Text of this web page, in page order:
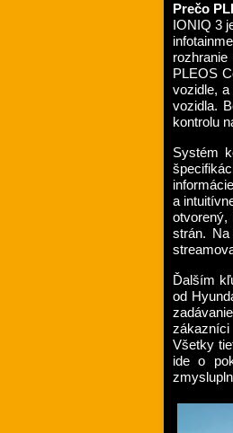
Prečo
IONIQ 3
PLEOS
vozidle,
vozidla.
kontrolu
Systém
a
otvorený,
strán. Na
Ďalším
od
Všetky
ide o